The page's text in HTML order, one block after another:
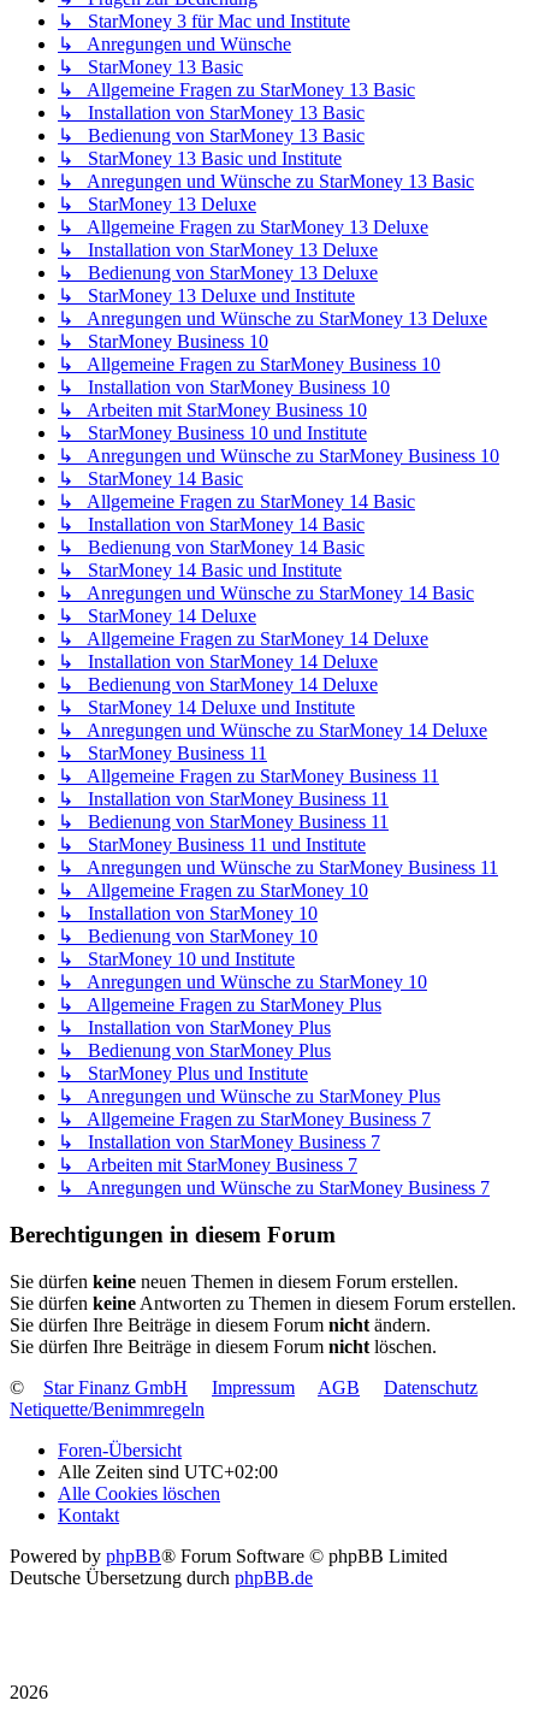
↳ StarMoney 3 für Mac und Institute
↳ Anregungen und Wünsche
↳ StarMoney 13 Basic
↳ Allgemeine Fragen zu StarMoney 13 Basic
↳ Installation von StarMoney 13 Basic
↳ Bedienung von StarMoney 13 Basic
↳ StarMoney 13 Basic und Institute
↳ Anregungen und Wünsche zu StarMoney 13 Basic
↳ StarMoney 13 Deluxe
↳ Allgemeine Fragen zu StarMoney 13 Deluxe
↳ Installation von StarMoney 13 Deluxe
↳ Bedienung von StarMoney 13 Deluxe
↳ StarMoney 13 Deluxe und Institute
↳ Anregungen und Wünsche zu StarMoney 13 Deluxe
↳ StarMoney Business 10
↳ Allgemeine Fragen zu StarMoney Business 10
↳ Installation von StarMoney Business 10
↳ Arbeiten mit StarMoney Business 10
↳ StarMoney Business 10 und Institute
↳ Anregungen und Wünsche zu StarMoney Business 10
↳ StarMoney 14 Basic
↳ Allgemeine Fragen zu StarMoney 14 Basic
↳ Installation von StarMoney 14 Basic
↳ Bedienung von StarMoney 14 Basic
↳ StarMoney 14 Basic und Institute
↳ Anregungen und Wünsche zu StarMoney 14 Basic
↳ StarMoney 14 Deluxe
↳ Allgemeine Fragen zu StarMoney 14 Deluxe
↳ Installation von StarMoney 14 Deluxe
↳ Bedienung von StarMoney 14 Deluxe
↳ StarMoney 14 Deluxe und Institute
↳ Anregungen und Wünsche zu StarMoney 14 Deluxe
↳ StarMoney Business 11
↳ Allgemeine Fragen zu StarMoney Business 11
↳ Installation von StarMoney Business 11
↳ Bedienung von StarMoney Business 11
↳ StarMoney Business 11 und Institute
↳ Anregungen und Wünsche zu StarMoney Business 11
↳ Allgemeine Fragen zu StarMoney 10
↳ Installation von StarMoney 10
↳ Bedienung von StarMoney 10
↳ StarMoney 10 und Institute
↳ Anregungen und Wünsche zu StarMoney 10
↳ Allgemeine Fragen zu StarMoney Plus
↳ Installation von StarMoney Plus
↳ Bedienung von StarMoney Plus
↳ StarMoney Plus und Institute
↳ Anregungen und Wünsche zu StarMoney Plus
↳ Allgemeine Fragen zu StarMoney Business 7
↳ Installation von StarMoney Business 7
↳ Arbeiten mit StarMoney Business 7
↳ Anregungen und Wünsche zu StarMoney Business 7
Berechtigungen in diesem Forum
Sie dürfen keine neuen Themen in diesem Forum erstellen.
Sie dürfen keine Antworten zu Themen in diesem Forum erstellen.
Sie dürfen Ihre Beiträge in diesem Forum nicht ändern.
Sie dürfen Ihre Beiträge in diesem Forum nicht löschen.
©
Star Finanz GmbH Impressum AGB
Datenschutz
Netiquette/Benimmregeln
Foren-Übersicht
Alle Zeiten sind UTC+02:00
Alle Cookies löschen
Kontakt
Powered by phpBB® Forum Software © phpBB Limited
Deutsche Übersetzung durch phpBB.de
2026